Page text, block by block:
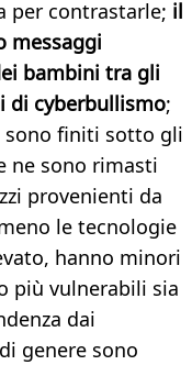
per contrastarle; il
messaggi
bambini tra gli
di cyberbullismo;
finiti sotto gli
ne sono rimasti
provenienti da
le tecnologie
hanno minori
più vulnerabili sia
dai
genere sono